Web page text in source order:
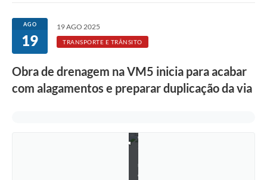
Rotativo
Atendimento
Notícias
Transparência
AGO
19
19 AGO 2025
TRANSPORTE E TRÂNSITO
Obra de drenagem na VM5 inicia para acabar
com alagamentos e preparar duplicação da via
o
u
c